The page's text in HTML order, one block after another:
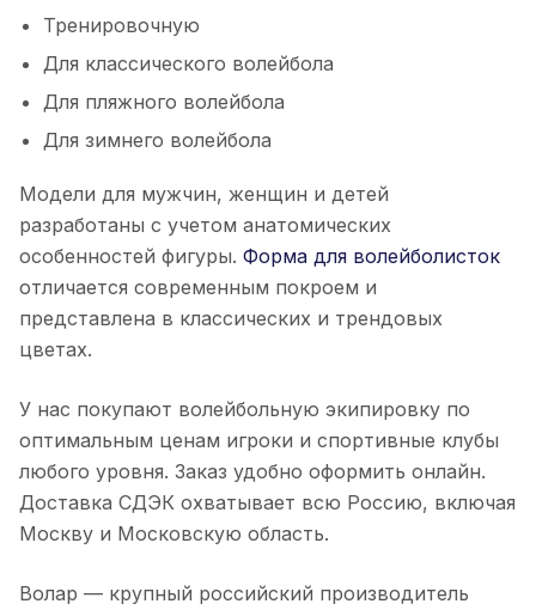
Тренировочную
Для классического волейбола
Для пляжного волейбола
Для зимнего волейбола
Модели для мужчин, женщин и детей
разработаны с учетом анатомических
особенностей фигуры. Форма для волейболисток
отличается современным покроем и
представлена в классических и трендовых
цветах.
У нас покупают волейбольную экипировку по
оптимальным ценам игроки и спортивные клубы
любого уровня. Заказ удобно оформить онлайн.
Доставка СДЭК охватывает всю Россию, включая
Москву и Московскую область.
Волар — крупный российский производитель